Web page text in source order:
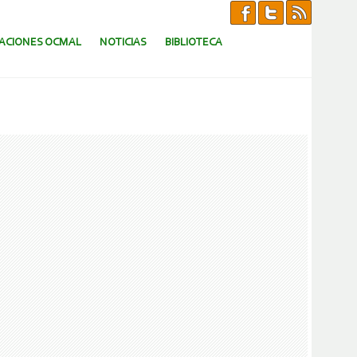
OCMAL NOTICIAS BIBLIOTECA